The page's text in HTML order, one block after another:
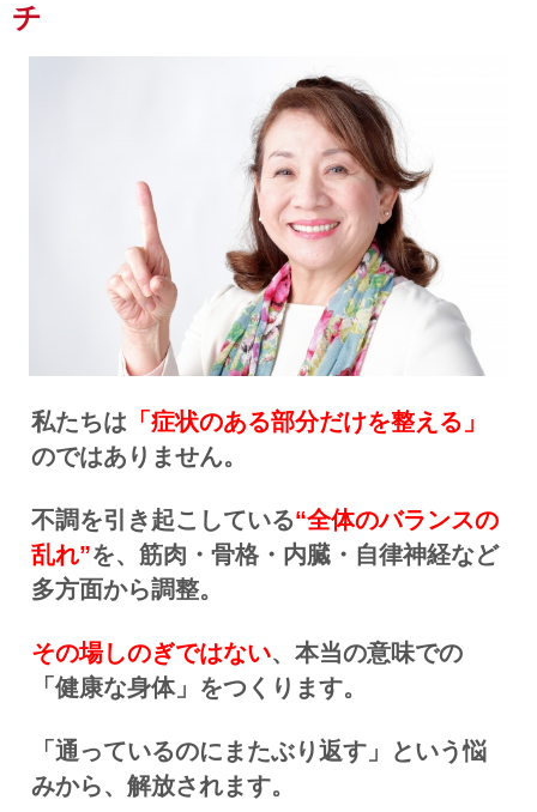
チ
私たちは 「症状のある部分だけを整える」
のではありません。
不調を引き起こしている“全体のバランスの
乱れ”を、筋肉・骨格・内臓・自律神経など
多方面から調整。
その場しのぎではない、本当の意味での
「健康な身体」をつくります。
「 通っているのにまたぶり返す」という悩
みから、解放されます。